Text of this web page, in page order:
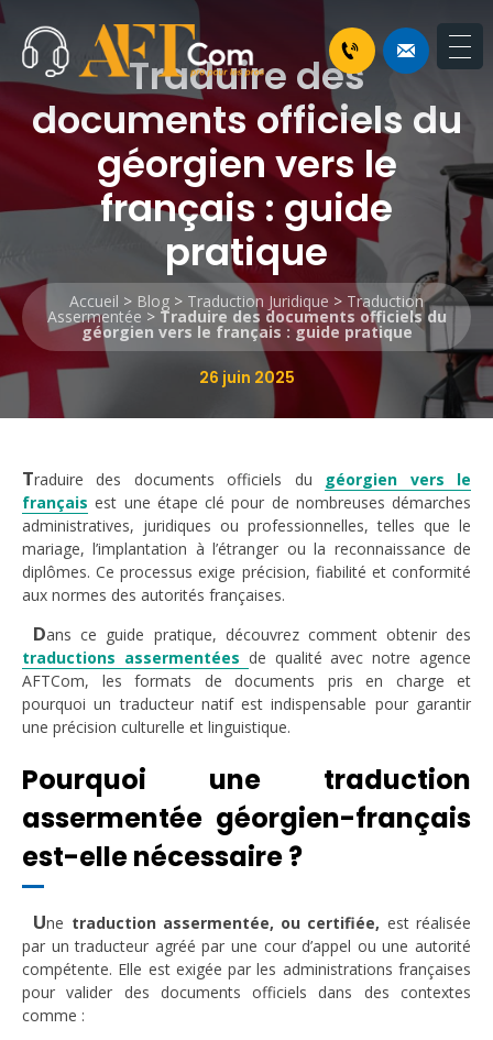
Traduire des
documents officiels du
géorgien vers le
français : guide
pratique
Accueil > Blog > Traduction Juridique > Traduction
Assermentée > Traduire des documents officiels du
géorgien vers le français : guide pratique
26 juin 2025
Traduire des documents officiels du géorgien vers le
français est une étape clé pour de nombreuses démarches
administratives, juridiques ou professionnelles, telles que le
mariage, l’implantation à l’étranger ou la reconnaissance de
diplômes. Ce processus exige précision, fiabilité et conformité
aux normes des autorités françaises.
Dans ce guide pratique, découvrez comment obtenir des
traductions assermentées de qualité avec notre agence
AFTCom, les formats de documents pris en charge et
pourquoi un traducteur natif est indispensable pour garantir
une précision culturelle et linguistique.
Pourquoi une traduction
assermentée géorgien-français
est-elle nécessaire ?
Une traduction assermentée, ou certifiée, est réalisée
par un traducteur agréé par une cour d’appel ou une autorité
compétente. Elle est exigée par les administrations françaises
pour valider des documents officiels dans des contextes
comme :